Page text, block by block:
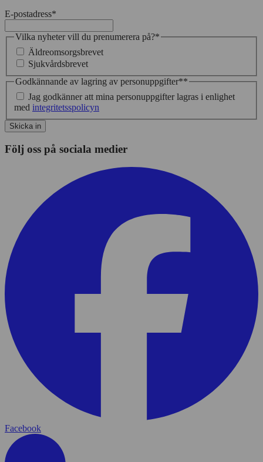
E-postadress*
Vilka nyheter vill du prenumerera på?*
Äldreomsorgsbrevet
Sjukvårdsbrevet
Godkännande av lagring av personuppgifter**
Jag godkänner att mina personuppgifter lagras i enlighet
med integritetsspolicyn
Skicka in
Följ oss på sociala medier
Facebook